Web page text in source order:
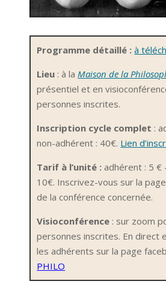
Programme détaillé :à
Lieu : à laMaison de la
présentiel et en
personnes inscrites.
Inscription cycle complet :
non-adhérent : 40€. Lien
Tarif à l’unité : adhérent : 5 €
10€. Inscrivez-vous sur la
de la conférence concernée.
Visioconférence : sur zoom
personnes inscrites. En direct
les adhérents sur la page
PHILO